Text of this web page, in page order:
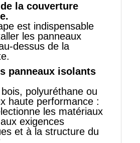
la couverture
est indispensable
les panneaux
de la
panneaux isolants
polyuréthane ou
haute performance :
les matériaux
exigences
et à la structure du